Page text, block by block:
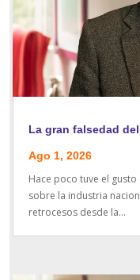
La gran falsedad
Ago 1, 2026
Hace poco tuve el
sobre la industria
retrocesos desde la...